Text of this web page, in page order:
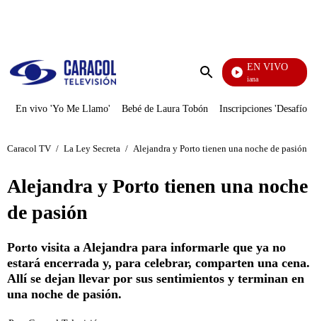
Enviar
EN VIVO
Diario De Diana
En vivo 'Yo Me Llamo' Bebé de Laura Tobón Inscripciones 'Desafío'
Caracol TV / La Ley Secreta / Alejandra y Porto tienen una noche de pasión
Alejandra y Porto tienen una noche
de pasión
Porto visita a Alejandra para informarle que ya no
estará encerrada y, para celebrar, comparten una cena.
Allí se dejan llevar por sus sentimientos y terminan en
una noche de pasión.